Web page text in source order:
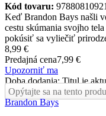
Kód tovaru:
Keď Brandon Bays našli
cestu skúmania svojho
pokúsiť sa vyliečiť
8,99 €
Predajná cena7,99 €
Upozorniť ma
Doba dodania: Titul je
Opýtajte sa na tento
Brandon Bays